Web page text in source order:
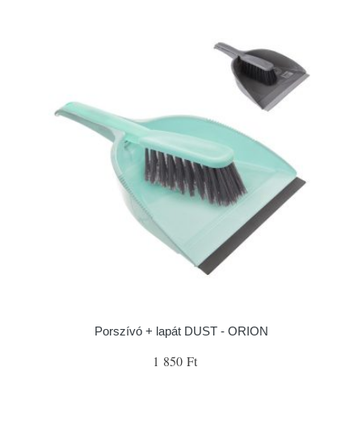
Porszívó + lapát DUST - ORION
1 850 Ft